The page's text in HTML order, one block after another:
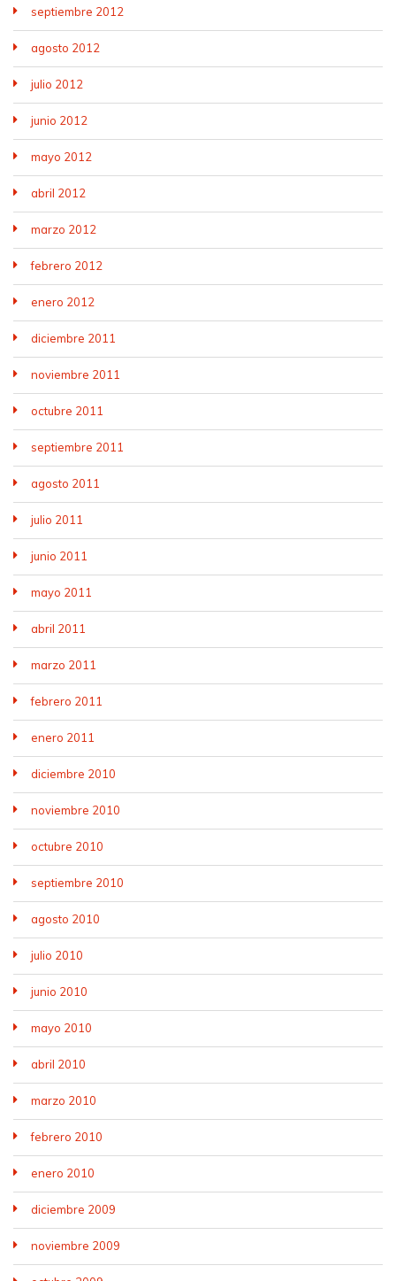
septiembre 2012
agosto 2012
julio 2012
junio 2012
mayo 2012
abril 2012
marzo 2012
febrero 2012
enero 2012
diciembre 2011
noviembre 2011
octubre 2011
septiembre 2011
agosto 2011
julio 2011
junio 2011
mayo 2011
abril 2011
marzo 2011
febrero 2011
enero 2011
diciembre 2010
noviembre 2010
octubre 2010
septiembre 2010
agosto 2010
julio 2010
junio 2010
mayo 2010
abril 2010
marzo 2010
febrero 2010
enero 2010
diciembre 2009
noviembre 2009